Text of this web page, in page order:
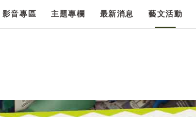
影音專區 主題專欄 最新消息 藝文活動